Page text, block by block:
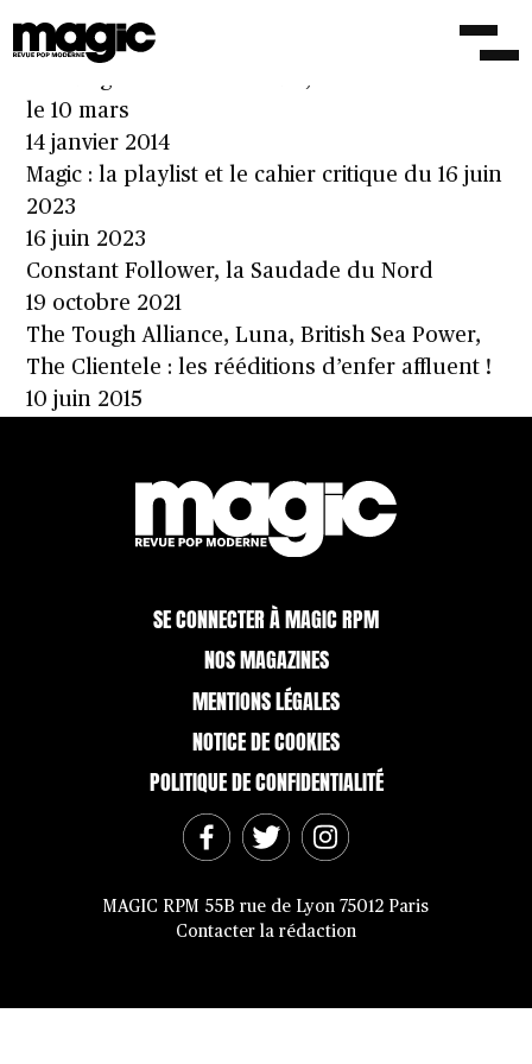
6 mars 2014
le 10 mars
14 janvier 2014
Magic : la playlist et le cahier critique du 16 juin
2023
16 juin 2023
Constant Follower, la Saudade du Nord
19 octobre 2021
The Tough Alliance, Luna, British Sea Power,
The Clientele : les rééditions d’enfer affluent !
10 juin 2015
SE CONNECTER À MAGIC RPM
NOS MAGAZINES
MENTIONS LÉGALES
NOTICE DE COOKIES
POLITIQUE DE CONFIDENTIALITÉ
MAGIC RPM 55B rue de Lyon 75012 Paris
Contacter la rédaction